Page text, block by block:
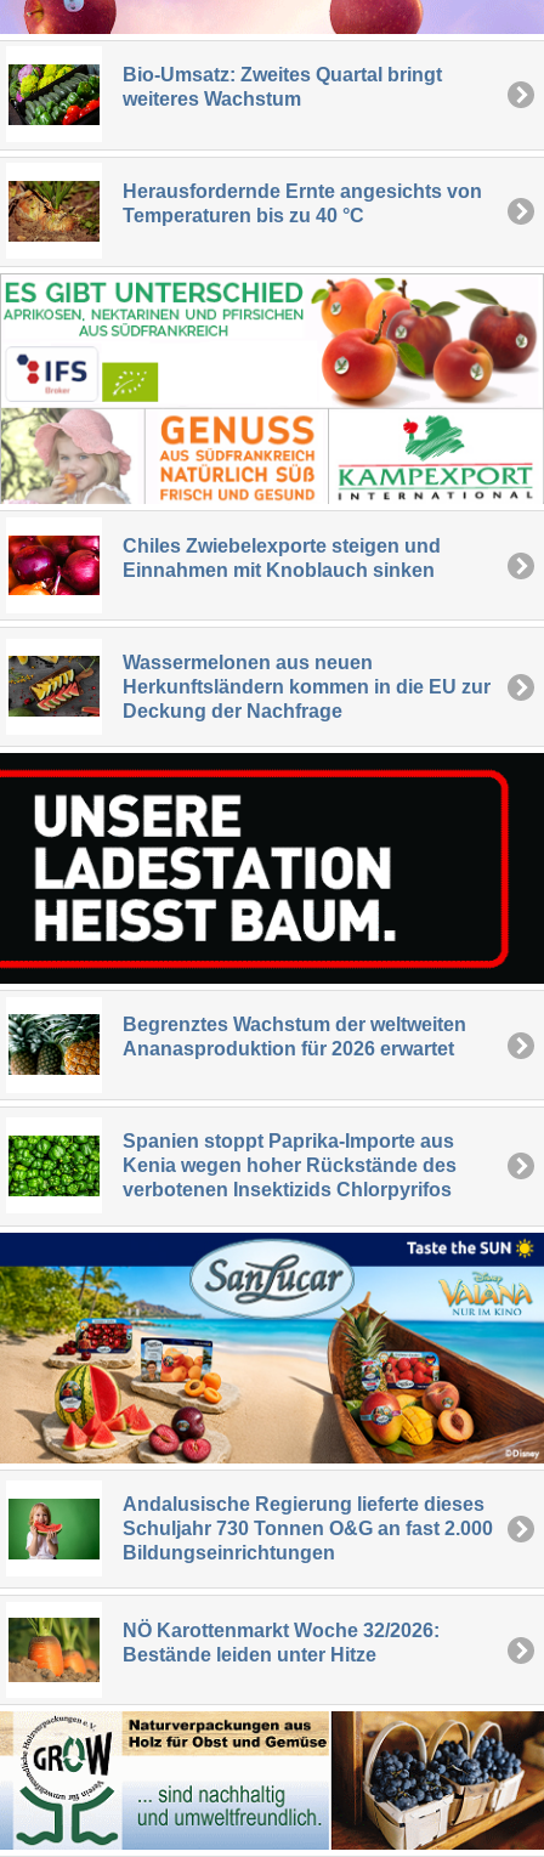
Bio-Umsatz: Zweites Quartal bringt
weiteres Wachstum
Herausfordernde Ernte angesichts von
Temperaturen bis zu 40 °C
Chiles Zwiebelexporte steigen und
Einnahmen mit Knoblauch sinken
Wassermelonen aus neuen
Herkunftsländern kommen in die EU zur
Deckung der Nachfrage
Begrenztes Wachstum der weltweiten
Ananasproduktion für 2026 erwartet
Spanien stoppt Paprika-Importe aus
Kenia wegen hoher Rückstände des
verbotenen Insektizids Chlorpyrifos
Andalusische Regierung lieferte dieses
Schuljahr 730 Tonnen O&G an fast 2.000
Bildungseinrichtungen
NÖ Karottenmarkt Woche 32/2026:
Bestände leiden unter Hitze